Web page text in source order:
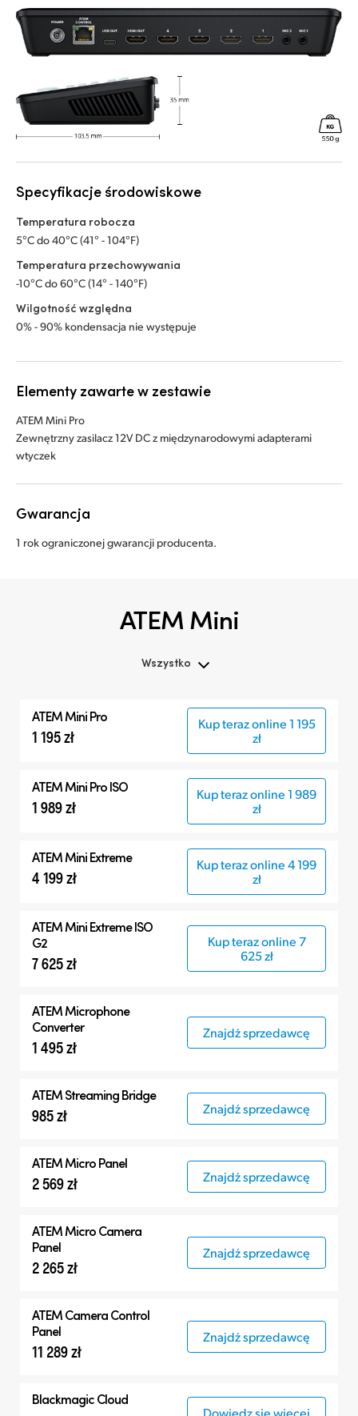
Specyfikacje środowiskowe
Temperatura robocza
5°C do 40°C (41° - 104°F)
Temperatura przechowywania
-10°C do 60°C (14° - 140°F)
Wilgotność względna
0% - 90% kondensacja nie występuje
Elementy zawarte w zestawie
ATEM Mini Pro
Zewnętrzny zasilacz 12V DC z międzynarodowymi adapterami
wtyczek
Gwarancja
1 rok ograniczonej gwarancji producenta.
ATEM Mini
Wszystko
ATEM Mini
Produkty kompatybilne
ATEM Mini Pro
1 195 zł
Kup teraz online 1 195
zł
ATEM Mini Pro ISO
1 989 zł
Kup teraz online 1 989
zł
ATEM Mini Extreme
4 199 zł
Kup teraz online 4 199
zł
ATEM Mini Extreme ISO
G2
7 625 zł
Kup teraz online 7
625 zł
ATEM Microphone
Converter
1 495 zł
Znajdź sprzedawcę
ATEM Streaming Bridge
985 zł Znajdź sprzedawcę
ATEM Micro Panel
2 569 zł Znajdź sprzedawcę
ATEM Micro Camera
Panel
2 265 zł
Znajdź sprzedawcę
ATEM Camera Control
Panel
11 289 zł
Znajdź sprzedawcę
Blackmagic Cloud
Dowiedz się więcej